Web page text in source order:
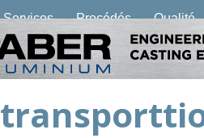
Services Procédés Qualité